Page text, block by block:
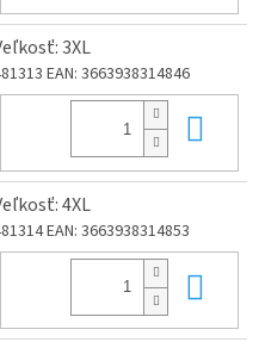
3XL
EAN: 3663938314846
4XL
EAN: 3663938314853